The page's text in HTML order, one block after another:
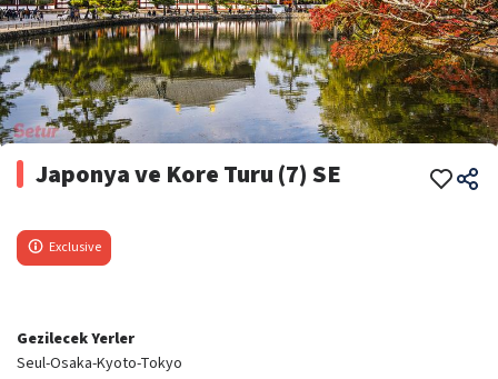
Japonya ve Kore Turu (7) SE
Exclusive
Gezilecek Yerler
Seul-Osaka-Kyoto-Tokyo